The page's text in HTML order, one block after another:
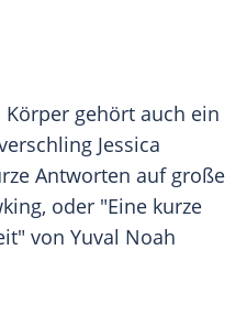
gehört auch ein
Jessica
Antworten auf große
oder "Eine kurze
von Yuval Noah